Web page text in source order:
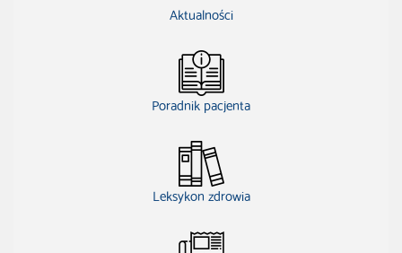
Aktualności
Poradnik pacjenta
Leksykon zdrowia